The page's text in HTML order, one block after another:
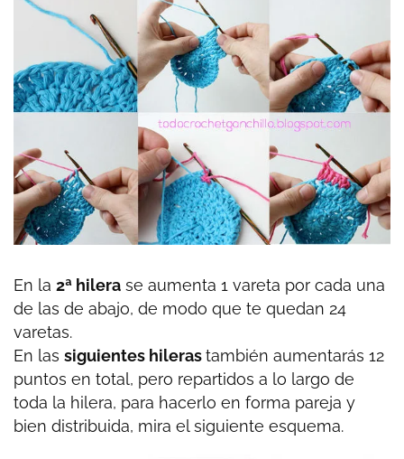
En la 2ª hilera se aumenta 1 vareta por cada una
de las de abajo, de modo que te quedan 24
varetas.
En las siguientes hilerastambién aumentarás 12
puntos en total, pero repartidos a lo largo de
toda la hilera, para hacerlo en forma pareja y
bien distribuida, mira el siguiente esquema.